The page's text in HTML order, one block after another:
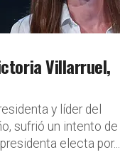
Villarruel,
y líder del
sufrió un intento de
electa por...